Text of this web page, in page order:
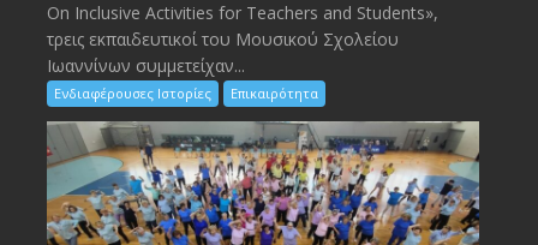
On Inclusive Activities for Teachers and Students»,
τρεις εκπαιδευτικοί του Μουσικού Σχολείου
Ιωαννίνων συμμετείχαν...
Ενδιαφέρουσες Ιστορίες Επικαιρότητα